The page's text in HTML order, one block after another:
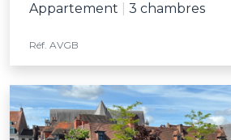
Appartement 3 chambres
Réf. AVGB